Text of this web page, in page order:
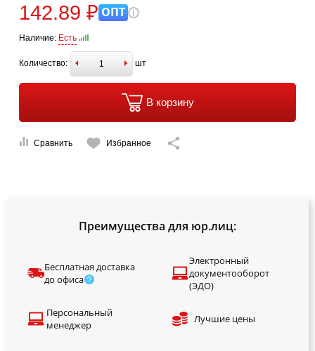
142.89 ₽ ОПТ
Наличие: Есть
Количество: шт
В корзину
Сравнить Избранное
Преимущества для юр.лиц:
Бесплатная доставка
до офиса
Электронный
документооборот
(ЭДО)
Персональный
менеджер
Лучшие цены